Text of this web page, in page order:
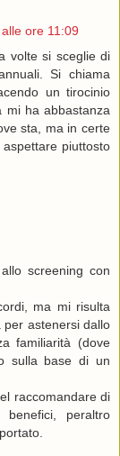
ore 11:09
volte si sceglie di
Si chiama
un tirocinio
mi ha abbastanza
sta, ma in certe
piuttosto
screening con
ma mi risulta
per astenersi dallo
familiarità (dove
sulla base di un
raccomandare di
peraltro